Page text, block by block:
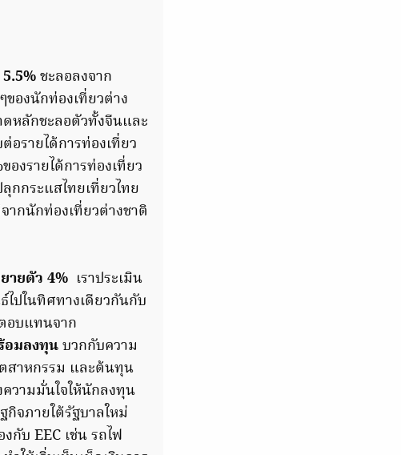
ชะลอลงจาก
องนักท่องเที่ยวต่าง
ดหลักชะลอตัวทั้งจีนและ
รายได้การท่องเที่ยว
งรายได้การท่องเที่ยว
กกระแสไทยเที่ยวไทย
ากนักท่องเที่ยวต่างชาติ
ายตัว 4% เราประเมิน
ปในทิศทางเดียวกันกับ
อบแทนจาก
อมลงทุนบวกกับความ
สาหกรรม และต้นทุน
วามมั่นใจให้นักลงทุน
กิจภายใต้รัฐบาลใหม่
กับ EEC เช่น รถไฟ